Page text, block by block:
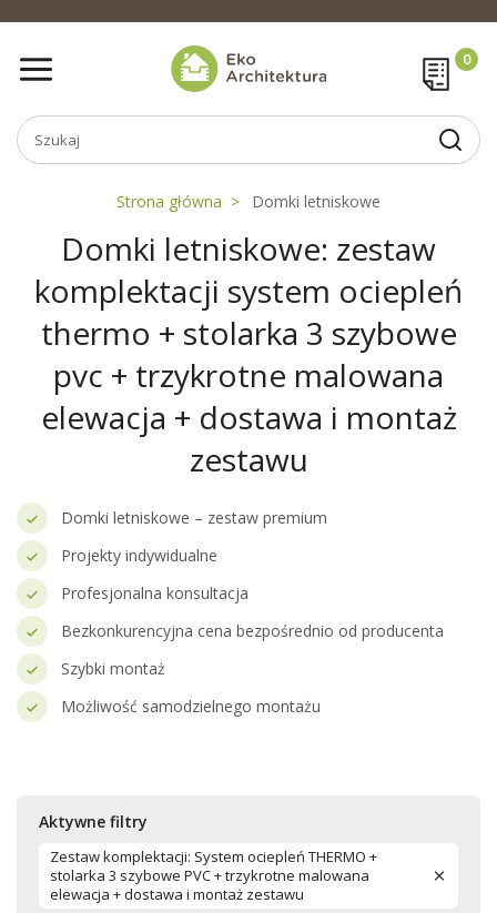
Strona główna Domki letniskowe
Domki letniskowe: zestaw
komplektacji system ociepleń
thermo + stolarka 3 szybowe
pvc + trzykrotne malowana
elewacja + dostawa i montaż
zestawu
Domki letniskowe – zestaw premium
Projekty indywidualne
Profesjonalna konsultacja
Bezkonkurencyjna cena bezpośrednio od producenta
Szybki montaż
Możliwość samodzielnego montażu
Aktywne filtry
Zestaw komplektacji: System ociepleń THERMO +
stolarka 3 szybowe PVC + trzykrotne malowana
elewacja + dostawa i montaż zestawu